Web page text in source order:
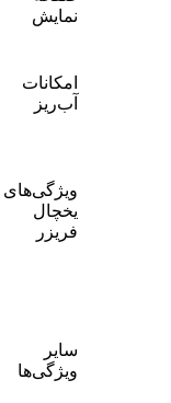
نمایش
امکانات
آب‌ریز
ویژگی‌های
یخچال
فریزر
سایر
ویژگی‌ها